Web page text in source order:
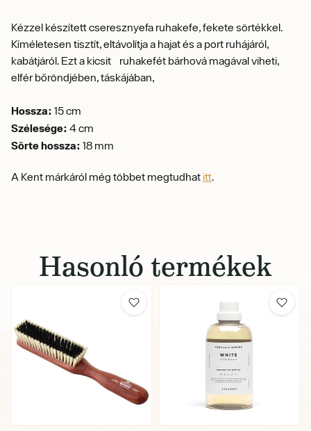
Kézzel készített cseresznyefa ruhakefe, fekete sörtékkel.
Kíméletesen tisztít, eltávolítja a hajat és a port ruhájáról,
kabátjáról. Ezt a kicsit ruhakefét bárhová magával viheti,
elfér bőröndjében, táskájában,
Hossza: 15 cm
Szélesége: 4 cm
Sörte hossza: 18 mm
A Kent márkáról még többet megtudhat itt.
Hasonló termékek